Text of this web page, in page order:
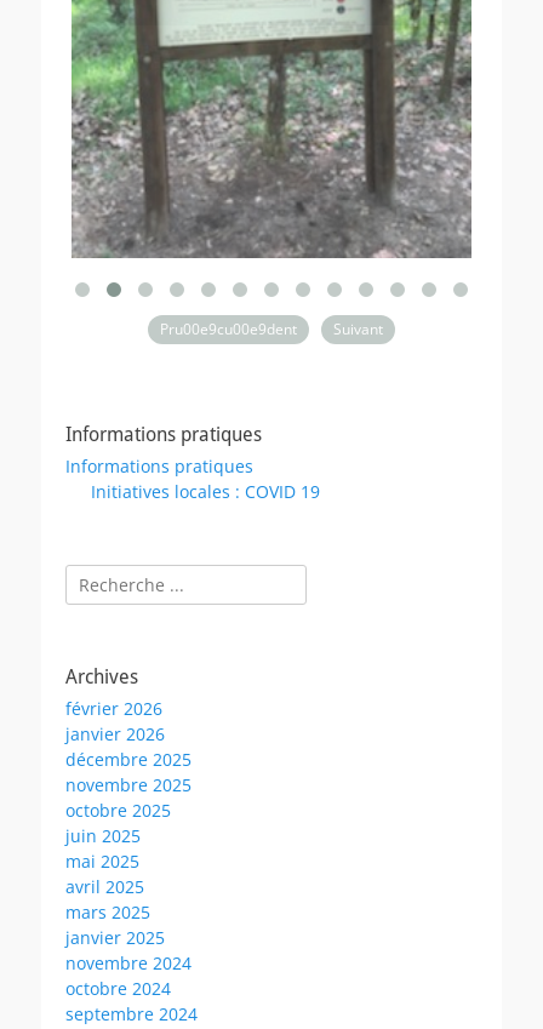
Pru00e9cu00e9dent Suivant
Informations pratiques
Informations pratiques
Initiatives locales : COVID 19
Rechercher :
Archives
février 2026
janvier 2026
décembre 2025
novembre 2025
octobre 2025
juin 2025
mai 2025
avril 2025
mars 2025
janvier 2025
novembre 2024
octobre 2024
septembre 2024